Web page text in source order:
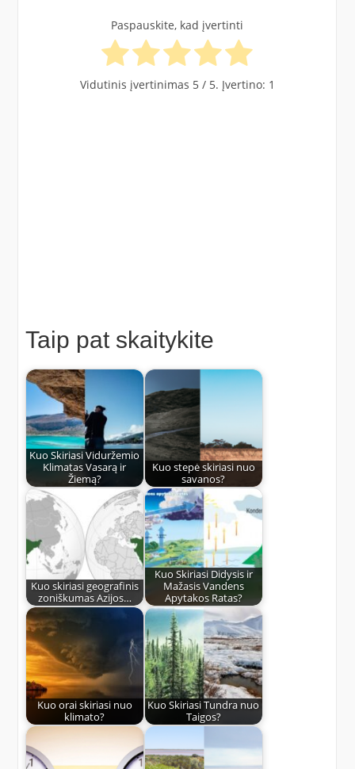
Paspauskite, kad įvertinti
Vidutinis įvertinimas 5/ 5. Įvertino: 1
Taip pat skaitykite
Kuo Skiriasi Viduržemio
Klimatas Vasarą ir
Žiemą?
Kuo stepė skiriasi nuo
savanos?
Kuo skiriasi geografinis
zoniškumas Azijos…
Kuo Skiriasi Didysis ir
Mažasis Vandens
Apytakos Ratas?
Kuo orai skiriasi nuo
klimato?
Kuo Skiriasi Tundra nuo
Taigos?